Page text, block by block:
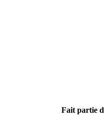
Fait partie